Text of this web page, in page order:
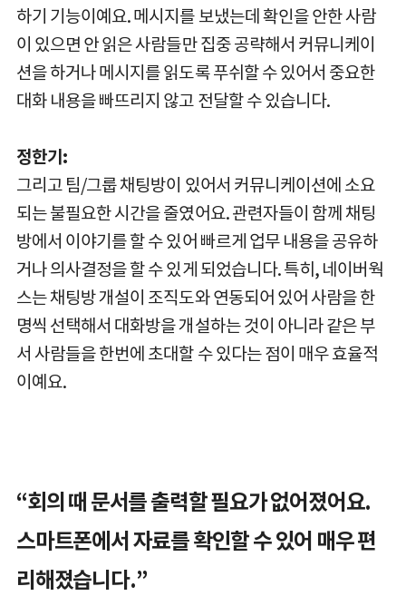
하기 기능이예요. 메시지를 보냈는데 확인을 안한 사람
이 있으면 안 읽은 사람들만 집중 공략해서 커뮤니케이
션을 하거나 메시지를 읽도록 푸쉬할 수 있어서 중요한
대화 내용을 빠뜨리지 않고 전달할 수 있습니다.
정한기:
그리고 팀/그룹 채팅방이 있어서 커뮤니케이션에 소요
되는 불필요한 시간을 줄였어요. 관련자들이 함께 채팅
방에서 이야기를 할 수 있어 빠르게 업무 내용을 공유하
거나 의사결정을 할 수 있게 되었습니다. 특히, 네이버웍
스는 채팅방 개설이 조직도와 연동되어 있어 사람을 한
명씩 선택해서 대화방을 개설하는 것이 아니라 같은 부
서 사람들을 한번에 초대할 수 있다는 점이 매우 효율적
이예요.
“회의 때 문서를 출력할 필요가 없어졌어요.
스마트폰에서 자료를 확인할 수 있어 매우 편
리해졌습니다.”